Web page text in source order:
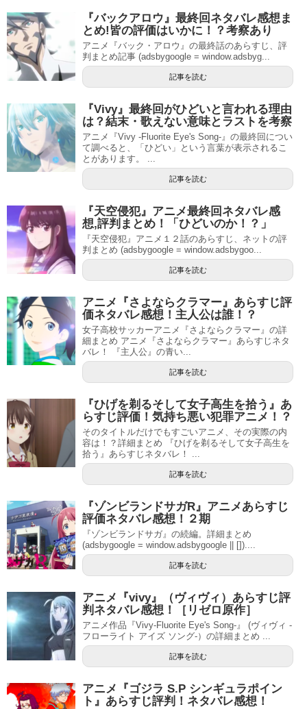
『バックアロウ』最終回ネタバレ感想ま
とめ!皆の評価はいかに！？考察あり
アニメ『バック・アロウ』の最終話のあらすじ、評
判まとめ記事 (adsbygoogle = window.adsbyg...
記事を読む
『Vivy』最終回がひどいと言われる理由
は？結末・歌えない意味とラストを考察
アニメ『Vivy -Fluorite Eye's Song-』の最終回につい
て調べると、「ひどい」という言葉が表示されるこ
とがあります。 ...
記事を読む
『天空侵犯』アニメ最終回ネタバレ感
想,評判まとめ！「ひどいのか！？」
『天空侵犯』アニメ１２話のあらすじ、ネットの評
判まとめ (adsbygoogle = window.adsbygoo...
記事を読む
アニメ『さよならクラマー』あらすじ評
価ネタバレ感想！主人公は誰！？
女子高校サッカーアニメ『さよならクラマー』の詳
細まとめ アニメ『さよならクラマー』あらすじネタ
バレ！ 『主人公』の青い...
記事を読む
『ひげを剃るそして女子高生を拾う』あ
らすじ評価！気持ち悪い犯罪アニメ！？
そのタイトルだけでもすごいアニメ、その実際の内
容は！？詳細まとめ 『ひげを剃るそして女子高生を
拾う』あらすじネタバレ！ ...
記事を読む
『ゾンビランドサガR』アニメあらすじ
評価ネタバレ感想！２期
『ゾンビランドサガ』の続編。詳細まとめ
(adsbygoogle = window.adsbygoogle || [])....
記事を読む
アニメ『vivy』（ヴィヴィ）あらすじ評
判ネタバレ感想！［リゼロ原作］
アニメ作品『Vivy-Fluorite Eye's Song-』 (ヴィヴィ -
フローライト アイズ ソング-）の詳細まとめ ...
記事を読む
アニメ『ゴジラ S.P シンギュラポイン
ト』あらすじ評判！ネタバレ感想！